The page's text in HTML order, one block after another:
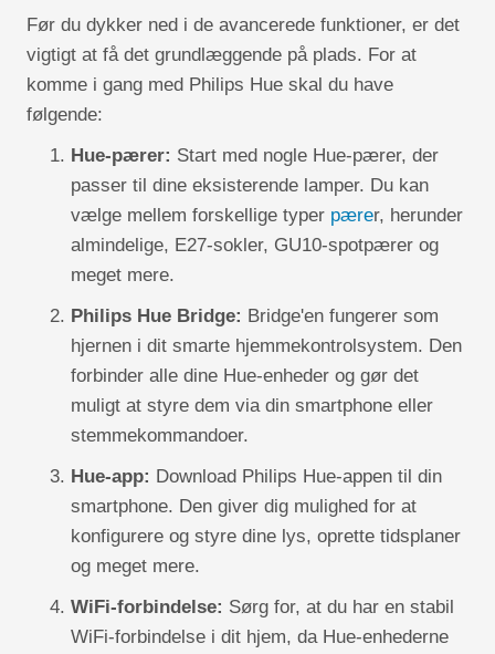
Før du dykker ned i de avancerede funktioner, er det
vigtigt at få det grundlæggende på plads. For at
komme i gang med Philips Hue skal du have
følgende:
Hue-pærer: Start med nogle Hue-pærer, der
passer til dine eksisterende lamper. Du kan
vælge mellem forskellige typer pærer, herunder
almindelige, E27-sokler, GU10-spotpærer og
meget mere.
Philips Hue Bridge: Bridge'en fungerer som
hjernen i dit smarte hjemmekontrolsystem. Den
forbinder alle dine Hue-enheder og gør det
muligt at styre dem via din smartphone eller
stemmekommandoer.
Hue-app: Download Philips Hue-appen til din
smartphone. Den giver dig mulighed for at
konfigurere og styre dine lys, oprette tidsplaner
og meget mere.
WiFi-forbindelse: Sørg for, at du har en stabil
WiFi-forbindelse i dit hjem, da Hue-enhederne